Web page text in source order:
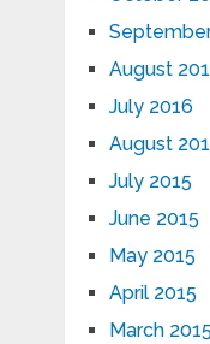
August
July 2016
August
July 2015
June 2015
May 2015
April 2015
March 2015